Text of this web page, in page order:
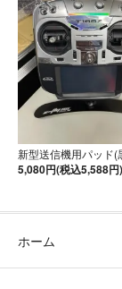
新型送信機用パッド(
5,080円(税込5,588円)
ホーム